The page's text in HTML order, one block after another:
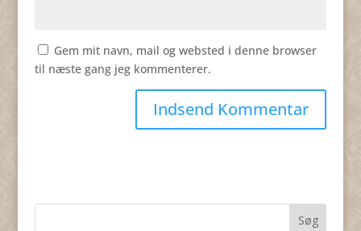
Gem mit navn, mail og websted i denne browser
til næste gang jeg kommenterer.